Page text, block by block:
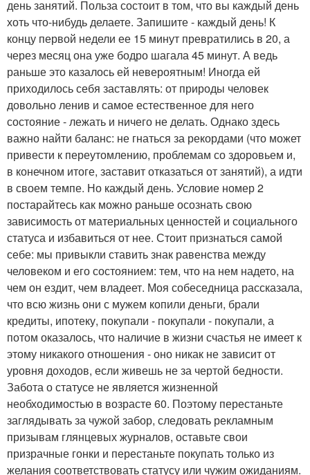
день занятий. Польза состоит в том, что вы каждый день
хоть что-нибудь делаете. Запишите - каждый день! К
концу первой недели ее 15 минут превратились в 20, а
через месяц она уже бодро шагала 45 минут. А ведь
раньше это казалось ей невероятным! Иногда ей
приходилось себя заставлять: от природы человек
довольно ленив и самое естественное для него
состояние - лежать и ничего не делать. Однако здесь
важно найти баланс: не гнаться за рекордами (что может
привести к переутомлению, проблемам со здоровьем и,
в конечном итоге, заставит отказаться от занятий), а идти
в своем темпе. Но каждый день. Условие номер 2
постарайтесь как можно раньше осознать свою
зависимость от материальных ценностей и социального
статуса и избавиться от нее. Стоит признаться самой
себе: мы привыкли ставить знак равенства между
человеком и его состоянием: тем, что на нем надето, на
чем он ездит, чем владеет. Моя собеседница рассказала,
что всю жизнь они с мужем копили деньги, брали
кредиты, ипотеку, покупали - покупали - покупали, а
потом оказалось, что наличие в жизни счастья не имеет к
этому никакого отношения - оно никак не зависит от
уровня доходов, если живешь не за чертой бедности.
Забота о статусе не является жизненной
необходимостью в возрасте 60. Поэтому перестаньте
заглядывать за чужой забор, следовать рекламным
призывам глянцевых журналов, оставьте свои
призрачные гонки и перестаньте покупать только из
желания соответствовать статусу или чужим ожиданиям.